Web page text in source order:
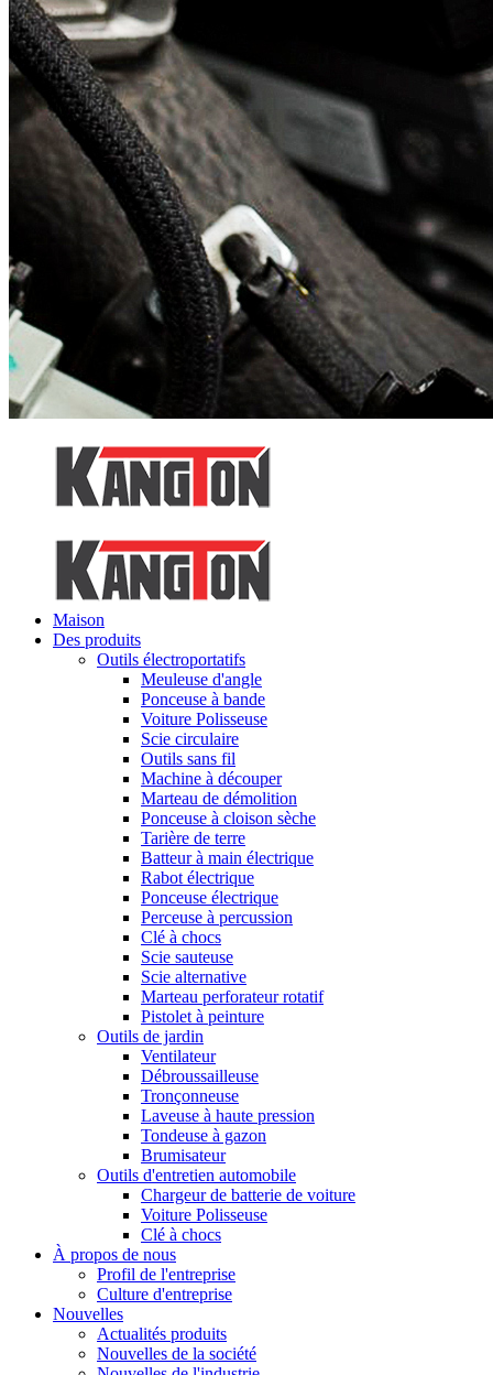
Maison
Des produits
Outils électroportatifs
Meuleuse d'angle
Ponceuse à bande
Voiture Polisseuse
Scie circulaire
Outils sans fil
Machine à découper
Marteau de démolition
Ponceuse à cloison sèche
Tarière de terre
Batteur à main électrique
Rabot électrique
Ponceuse électrique
Perceuse à percussion
Clé à chocs
Scie sauteuse
Scie alternative
Marteau perforateur rotatif
Pistolet à peinture
Outils de jardin
Ventilateur
Débroussailleuse
Tronçonneuse
Laveuse à haute pression
Tondeuse à gazon
Brumisateur
Outils d'entretien automobile
Chargeur de batterie de voiture
Voiture Polisseuse
Clé à chocs
À propos de nous
Profil de l'entreprise
Culture d'entreprise
Nouvelles
Actualités produits
Nouvelles de la société